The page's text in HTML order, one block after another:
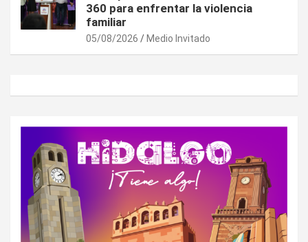
360 para enfrentar la violencia
familiar
05/08/2026 Medio Invitado